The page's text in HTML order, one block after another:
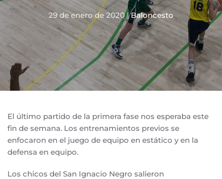
29 de enero de 2020|Baloncesto
El último partido de la primera fase nos esperaba este
fin de semana. Los entrenamientos previos se
enfocaron en el juego de equipo en estático y en la
defensa en equipo.
Los chicos del San Ignacio Negro salieron